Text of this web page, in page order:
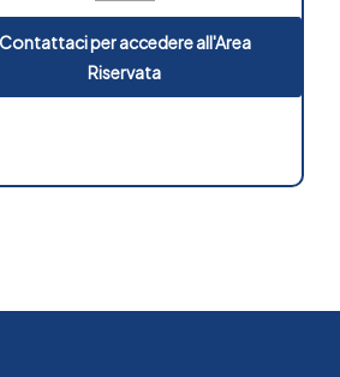
Contattaci per accedere all'Area
Riservata